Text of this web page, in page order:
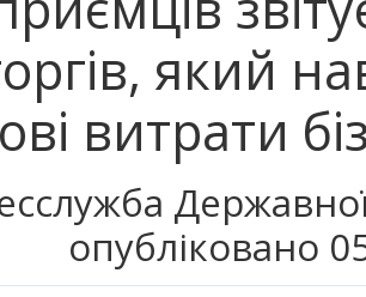
який
витрати
опубліковано